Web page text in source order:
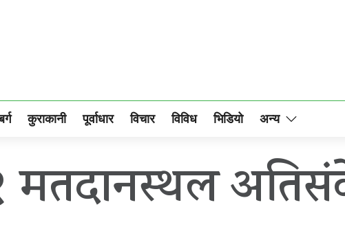
कुराकानी पूर्वाधार विचार विविध भिडियो अन्य
मतदानस्थल